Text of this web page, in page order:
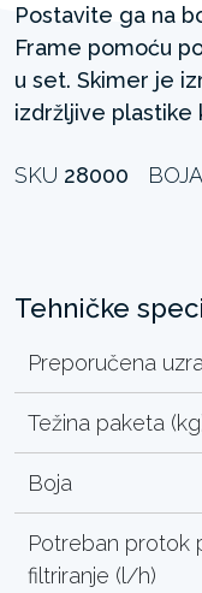
Postavite ga na
Frame pomoću
u set. Skimer je
izdržljive plastike
SKU 28000 BOJA
Tehničke
Preporučena
Težina paketa
Boja
Potreban protok
filtriranje (l/h)